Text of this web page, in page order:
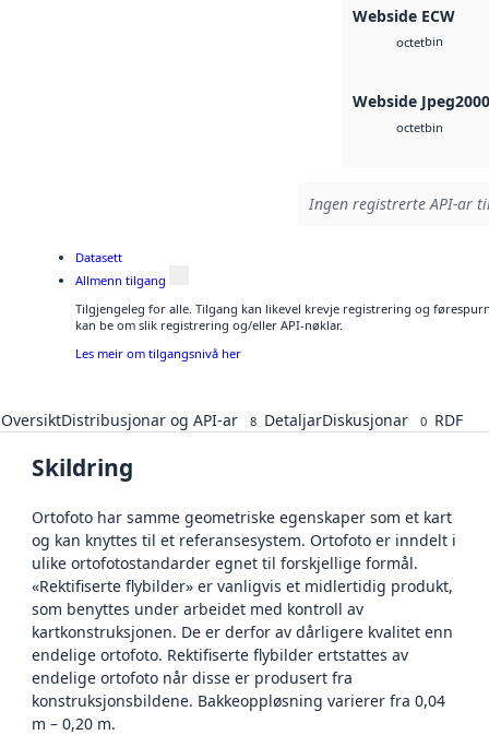
Webside ECW
octetbin
Webside Jpeg2000
octetbin
Ingen registrerte API-ar
Datasett
Allmenn tilgang
Tilgjengeleg for alle. Tilgang kan likevel krevje registrering og
kan be om slik registrering og/eller API-nøklar.
Les meir om tilgangsnivå her
OversiktDistribusjonar og API-ar 8 DetaljarDiskusjonar 0 RDF
Skildring
Ortofoto har samme geometriske egenskaper som et kart
og kan knyttes til et referansesystem. Ortofoto er inndelt i
ulike ortofotostandarder egnet til forskjellige formål.
«Rektifiserte flybilder» er vanligvis et midlertidig produkt,
som benyttes under arbeidet med kontroll av
kartkonstruksjonen. De er derfor av dårligere kvalitet enn
endelige ortofoto. Rektifiserte flybilder ertstattes av
endelige ortofoto når disse er produsert fra
konstruksjonsbildene. Bakkeoppløsning varierer fra 0,04
m – 0,20 m.